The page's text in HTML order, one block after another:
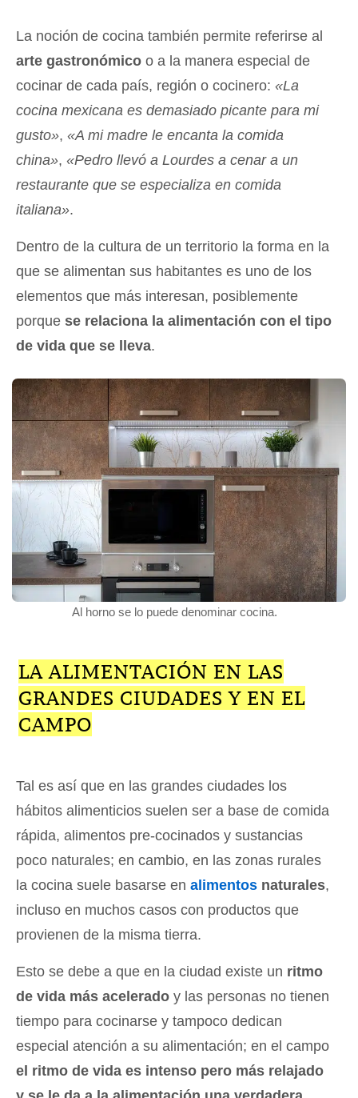
La noción de cocina también permite referirse al
arte gastronómico o a la manera especial de
cocinar de cada país, región o cocinero: «La
cocina mexicana es demasiado picante para mi
gusto», «A mi madre le encanta la comida
china», «Pedro llevó a Lourdes a cenar a un
restaurante que se especializa en comida
italiana».
Dentro de la cultura de un territorio la forma en la
que se alimentan sus habitantes es uno de los
elementos que más interesan, posiblemente
porque se relaciona la alimentación con el tipo
de vida que se lleva.
Al horno se lo puede denominar cocina.
LA ALIMENTACIÓN EN LAS
GRANDES CIUDADES Y EN EL
CAMPO
Tal es así que en las grandes ciudades los
hábitos alimenticios suelen ser a base de comida
rápida, alimentos pre-cocinados y sustancias
poco naturales; en cambio, en las zonas rurales
la cocina suele basarse en alimentos naturales,
incluso en muchos casos con productos que
provienen de la misma tierra.
Esto se debe a que en la ciudad existe un ritmo
de vida más acelerado y las personas no tienen
tiempo para cocinarse y tampoco dedican
especial atención a su alimentación; en el campo
el ritmo de vida es intenso pero más relajado